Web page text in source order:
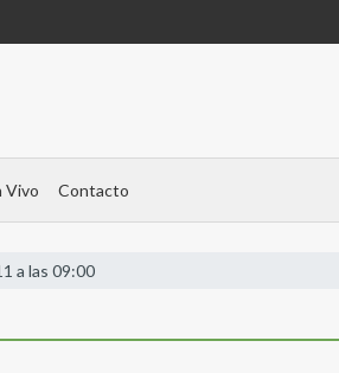
Vivo Contacto
a las 09:00